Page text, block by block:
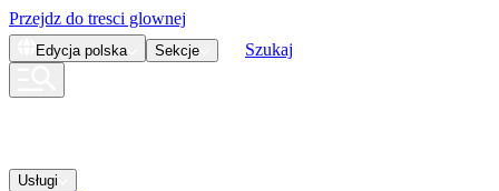
Przejdz do tresci glownej
Edycja polska Sekcje Szukaj
Usługi